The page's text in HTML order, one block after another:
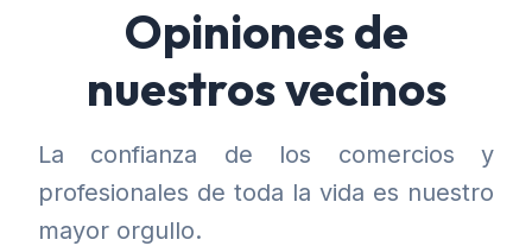
Opiniones de
nuestros vecinos
La confianza de los comercios y
profesionales de toda la vida es nuestro
mayor orgullo.